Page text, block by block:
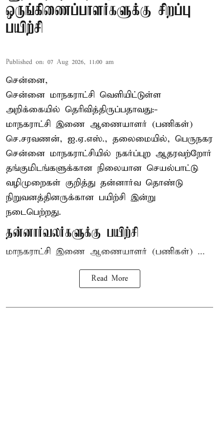
ஒருங்கிணைப்பாளர்களுக்கு சிறப்பு
பயிற்சி
Published on: 07 Aug 2026, 11:00 am
சென்னை,
சென்னை மாநகராட்சி வெளியிட்டுள்ள
அறிக்கையில் தெரிவித்திருப்பதாவது:-
மாநகராட்சி இணை ஆணையாளர் (பணிகள்)
செ.சரவணன், ஐ.ஏ.எஸ்., தலைமையில், பெருநகர
சென்னை மாநகராட்சியில் நகர்ப்புற ஆதரவற்றோர்
தங்குமிடங்களுக்கான நிலையான செயல்பாட்டு
வழிமுறைகள் குறித்து தன்னார்வ தொண்டு
நிறுவனத்தினருக்கான பயிற்சி இன்று
நடைபெற்றது.
தன்னார்வலர்களுக்கு பயிற்சி
மாநகராட்சி இணை ஆணையாளர் (பணிகள்) ...
Read More